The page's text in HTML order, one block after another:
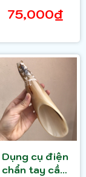
75,000₫
Dụng cụ điện
chẩn tay cầm